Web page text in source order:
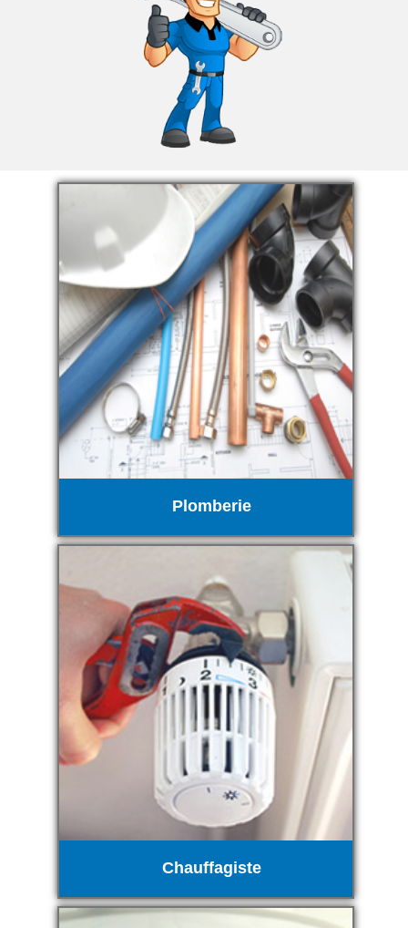
Plomberie
Chauffagiste